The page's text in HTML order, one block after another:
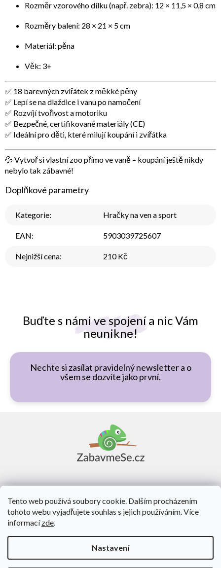
Tento web používá soubory cookie. Dalším procházením
tohoto webu vyjadřujete souhlas s jejich používáním. Více
informacízde.
Nastavení
Buďte s námi ve spojení a nic Vám
neunikne!
Nechte si zasílat pravidelný newsletter a o
všem se dozvíte jako první.
Rozměr vzorového dílku (např. zebra): 12 × 11,5 × 0,8 cm
Rozměry balení: 28 × 21 × 5 cm
Materiál: pěna
Věk: 3+
✅ 18 barevných zvířátek z měkké pěny
✅ Lepí se na dlaždice i vanu po namočení
✅ Rozvíjí tvořivost a motoriku
✅ Bezpečné, certifikované materiály (CE)
✅ Ideální pro děti, které milují koupání i zvířátka
💦 Vytvoř si vlastní zoo přímo ve vaně – koupání ještě nikdy
nebylo tak zábavné!
Doplňkové parametry
Kategorie: Hračky na ven a sport
EAN: 5903039725607
Nejnižší cena: 210 Kč
O nás
Vytvořil Shoptet